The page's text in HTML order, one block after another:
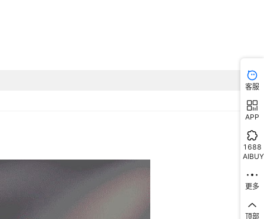
客服
APP
1688
AIBUY
更多
顶部